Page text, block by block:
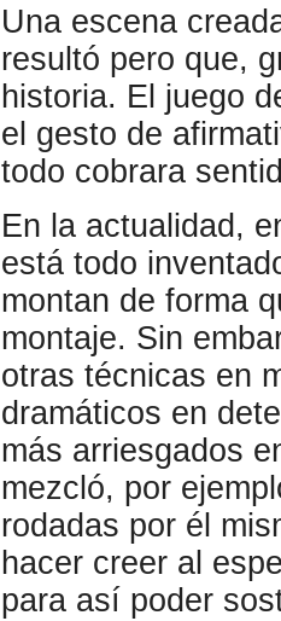
Una escena
resultó pero que,
historia. El juego
el gesto de
todo cobrara
En la actualidad,
está todo
montan de forma
montaje. Sin
otras técnicas en
dramáticos en
más arriesgados
mezcló, por
rodadas por él
hacer creer al
para así poder